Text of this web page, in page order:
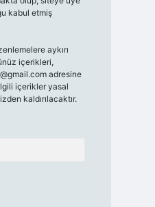
kabul etmiş
aykırı
içerikleri,
adresine
içerikler yasal
kaldırılacaktır.